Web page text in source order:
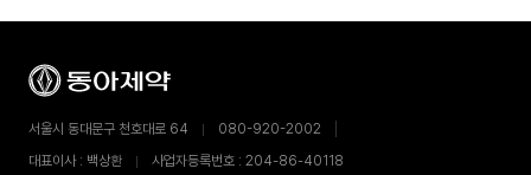
서울시 동대문구 천호대로 64
080-920-2002
대표이사 : 백상환
사업자등록번호 : 204-86-40118